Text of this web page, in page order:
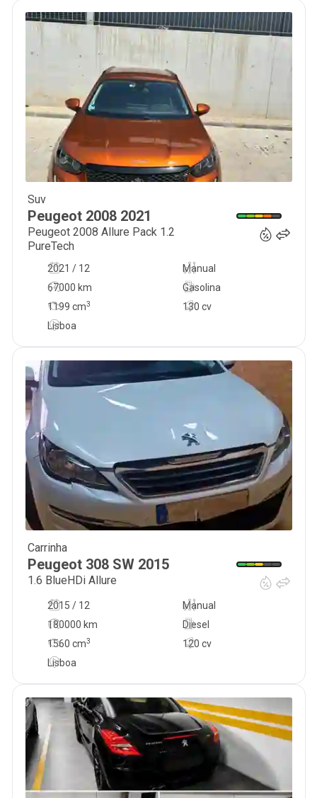
Suv
Peugeot 2008 2021
Peugeot 2008 Allure Pack 1.2
PureTech
2021 / 12
Manual
67000 km
130 cv
Gasolina
1199 cm3
Lisboa
Carrinha
Peugeot 308 SW 2015
1.6 BlueHDi Allure
2015 / 12
Manual
180000 km
120 cv
Diesel
1560 cm3
Lisboa